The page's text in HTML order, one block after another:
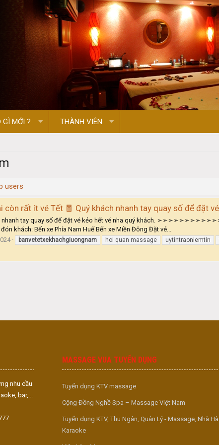
GÌ MỚI ? THÀNH VIÊN
users
còn rất ít vé Tết 🧧 Quý khách nhanh tay quay số để đặt
nhanh tay quay số để đặt vé kẻo hết vé nha quý khách.
khách: Bến xe Phía Nam Huế Bến xe Miền Đông Đặt vé...
banvetetxekhachgiuongnam hoi quan massage uytintraoniemtin
nhu cầu
bar,...
MASSAGE VUA TUYỂN DỤNG
Tuyển dụng KTV massage
Cộng Đồng Nghề Spa – Massage Việt Nam
Tuyển dụng KTV, Thu Ngân, Quản Lý - Massage, Nhà
Karaoke